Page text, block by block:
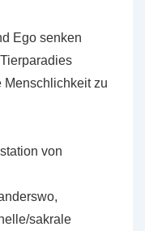
Ego senken
Menschlichkeit zu
von
sakrale